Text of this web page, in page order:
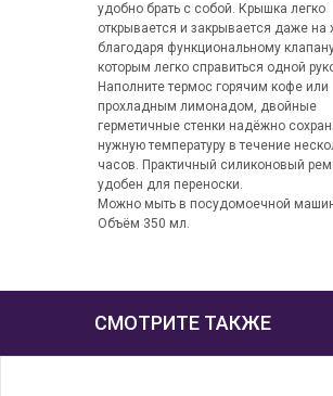
удобно брать с собой. Крышка легко
открывается и закрывается даже на
благодаря функциональному
которым легко справиться одной
Наполните термос горячим кофе или
прохладным лимонадом, двойные
герметичные стенки надёжно
нужную температуру в течение
часов. Практичный силиконовый
удобен для переноски.
Можно мыть в посудомоечной
Объём 350 мл.
СМОТРИТЕ ТАКЖЕ